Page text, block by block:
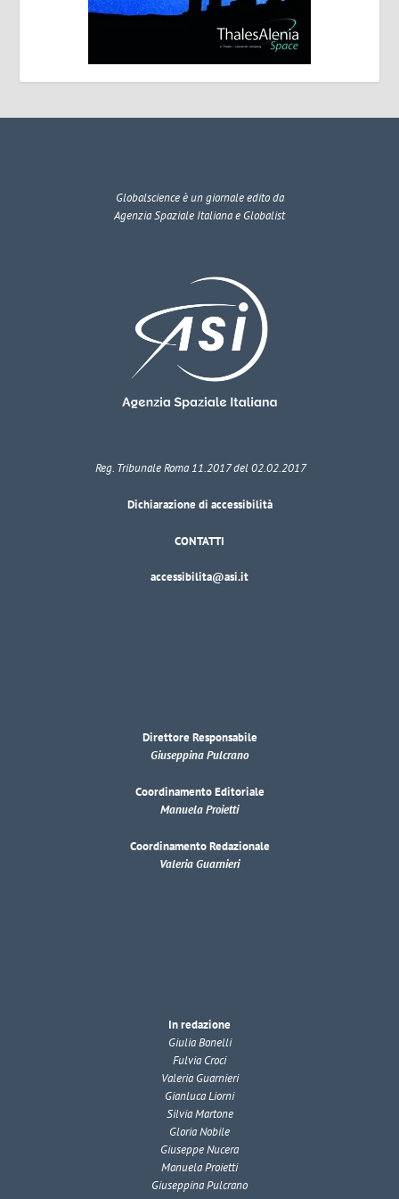
Globalscienceè un giornale edito da
Agenzia Spaziale Italiana e Globalist
Reg. Tribunale Roma 11.2017 del 02.02.2017
Dichiarazione di accessibilità
CONTATTI
accessibilita@asi.it
Direttore Responsabile
Giuseppina Pulcrano
Coordinamento Editoriale
Manuela Proietti
Coordinamento Redazionale
Valeria Guarnieri
In redazione
Giulia Bonelli
Fulvia Croci
Valeria Guarnieri
Gianluca Liorni
Silvia Martone
Gloria Nobile
Giuseppe Nucera
Manuela Proietti
Giuseppina Pulcrano